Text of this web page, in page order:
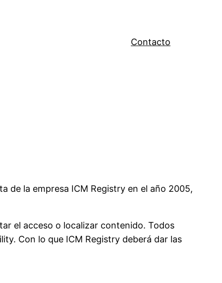
Contacto
de la empresa ICM Registry en el año 2005,
el acceso o localizar contenido. Todos
Con lo que ICM Registry deberá dar las